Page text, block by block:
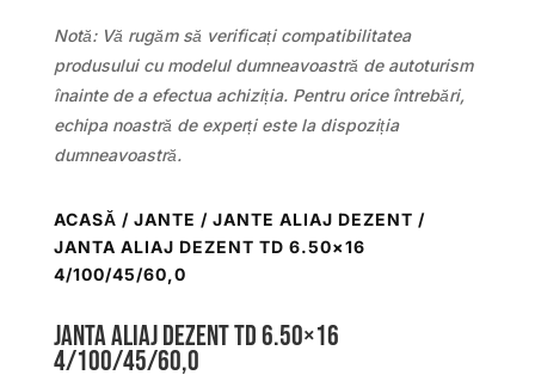
Notă: Vă rugăm să verificați compatibilitatea
produsului cu modelul dumneavoastră de autoturism
înainte de a efectua achiziția. Pentru orice întrebări,
echipa noastră de experți este la dispoziția
dumneavoastră.
ACASĂ / JANTE / JANTE ALIAJ DEZENT /
JANTA ALIAJ DEZENT TD 6.50×16
4/100/45/60,0
Janta aliaj DEZENT TD 6.50×16
4/100/45/60,0